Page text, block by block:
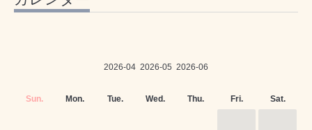
2026-04 2026-05 2026-06
Sun. Mon. Tue. Wed. Thu. Fri. Sat.